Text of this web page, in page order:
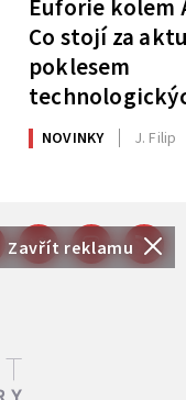
Zavřít reklamu
Euforie kolem
Co stojí za
poklesem
NOVINKY J. Filip